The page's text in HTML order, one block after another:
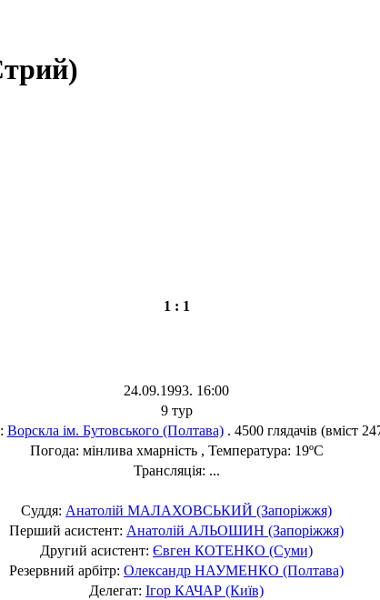
1 : 1
24.09.1993. 16:00
9 тур
Ворскла ім. Бутовського (Полтава). 4500 глядачів (вміст
Погода: мінлива хмарність , Температура: 19ºC
Трансляція: ...
Суддя: Анатолій МАЛАХОВСЬКИЙ (Запоріжжя)
Перший асистент: Анатолій АЛЬОШИН (Запоріжжя)
Другий асистент: Євген КОТЕНКО (Суми)
Резервний арбітр: Олександр НАУМЕНКО (Полтава)
Делегат: Ігор КАЧАР (Київ)